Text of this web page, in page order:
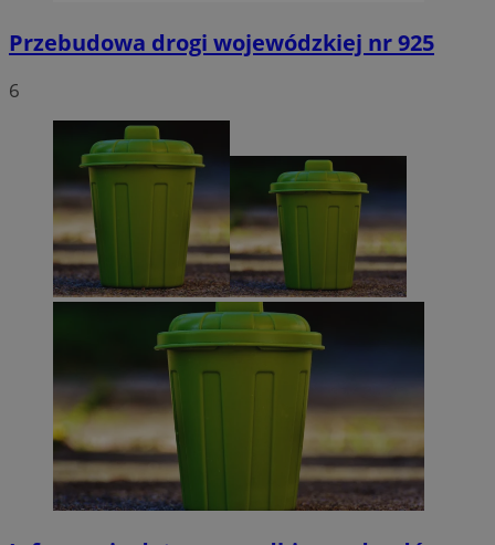
Przebudowa drogi wojewódzkiej nr 925
6